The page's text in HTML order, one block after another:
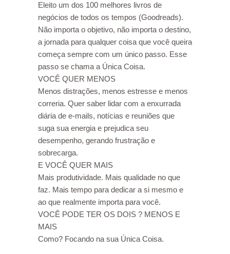
Eleito um dos 100 melhores livros de
negócios de todos os tempos (Goodreads).
Não importa o objetivo, não importa o destino,
a jornada para qualquer coisa que você queira
começa sempre com um único passo. Esse
passo se chama a Única Coisa.
VOCÊ QUER MENOS
Menos distrações, menos estresse e menos
correria. Quer saber lidar com a enxurrada
diária de e-mails, notícias e reuniões que
suga sua energia e prejudica seu
desempenho, gerando frustração e
sobrecarga.
E VOCÊ QUER MAIS
Mais produtividade. Mais qualidade no que
faz. Mais tempo para dedicar a si mesmo e
ao que realmente importa para você.
VOCÊ PODE TER OS DOIS ? MENOS E
MAIS
Como? Focando na sua Única Coisa.